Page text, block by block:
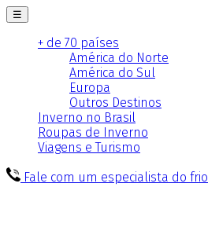
☰
+ de 70 países
América do Norte
América do Sul
Europa
Outros Destinos
Inverno no Brasil
Roupas de Inverno
Viagens e Turismo
Fale com um especialista do frio